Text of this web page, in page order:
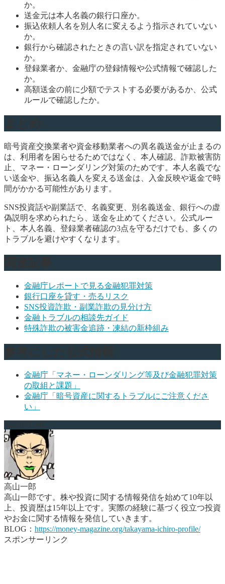
か。
送金元は本人名義の銀行口座か。
振込依頼人名を別人名に変えるよう指示されていない
か。
銀行から確認されたときの言い訳を指定されていない
か。
登録業者か、金融庁の登録情報や公式情報で確認した
か。
高額送金の前に少額でテストする必要があるか、公式
ルールで確認したか。
暗号資産交換業者や資金移動業者への異名義送金が止まるの
は、利用者を困らせるためではなく、本人確認、詐欺被害防
止、マネー・ローンダリング対策のためです。本人名義でな
い送金や、振込名義人を変える送金は、入金反映や返金で時
間がかかる可能性があります。
SNS投資話や副業話で、名義変更、別名義送金、銀行への虚
偽説明を求められたら、送金を止めてください。公式ルー
ト、本人名義、登録業者確認の3点を守るだけでも、多くの
トラブルを避けやすくなります。
金融庁レポートで見る金融犯罪対策
銀行口座を貸す・売るリスク
SNS投資詐欺・副業詐欺の見分け方
金融トラブルの相談先ガイド
特殊詐欺の被害金追跡・凍結の新枠組み
金融庁「マネー・ローンダリング等及び金融犯罪対策
の取組と課題」
金融庁「暗号資産に関するトラブルにご注意くださ
い」
高山一郎
高山一郎です。株や投資に関する情報発信を始めて10年以
上、投資歴は15年以上です。実際の経験に基づく役立つ投資
やお金に関する情報を発信していきます。
BLOG： https://money-magazine.org/takayama-ichiro-profile/
スポンサーリンク